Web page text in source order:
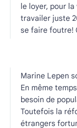
le loyer, pour
travailer juste
se faire foutre!
Marine Lepen
En même
besoin de
Toutefois la
étrangers